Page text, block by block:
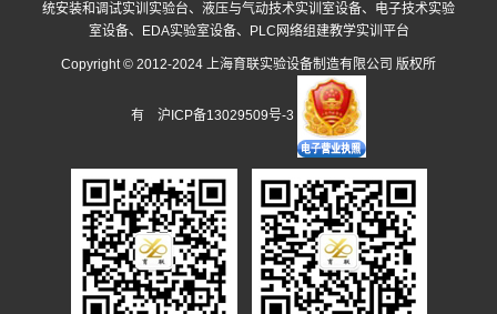
统安装和调试实训实验台、液压与气动技术实训室设备、电子技术实验
室设备、EDA实验室设备、PLC网络组建教学实训平台
Copyright © 2012-2024 上海育联实验设备制造有限公司 版权所
有 沪ICP备13029509号-3